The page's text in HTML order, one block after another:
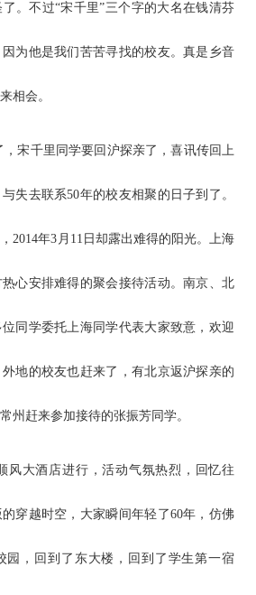
。不过“宋千里”三个字的大名在钱清芬
为他是我们苦苦寻找的校友。真是乡音
相会。
，宋千里同学要回沪探亲了，喜讯传回上
失去联系50年的校友相聚的日子到了。
2014年3月11日却露出难得的阳光。上海
心安排难得的聚会接待活动。南京、北
同学委托上海同学代表大家致意，欢迎
地的校友也赶来了，有北京返沪探亲的
州赶来参加接待的张振芳同学。
风大酒店进行，活动气氛热烈，回忆往
穿越时空，大家瞬间年轻了60年，仿佛
园，回到了东大楼，回到了学生第一宿